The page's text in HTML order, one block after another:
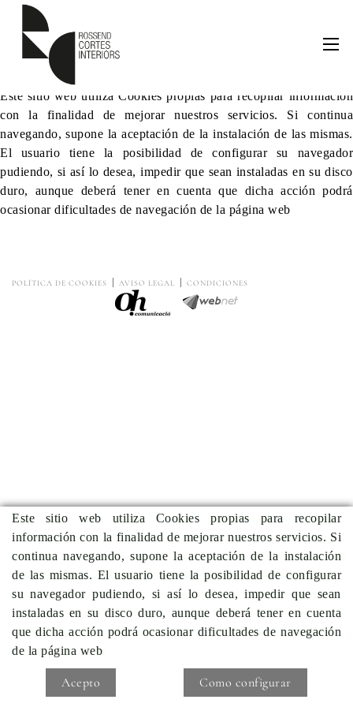
Este sitio web utiliza Cookies propias para recopilar información
con la finalidad de mejorar nuestros servicios. Si continua
navegando, supone la aceptación de la instalación de las mismas.
El usuario tiene la posibilidad de configurar su navegador
pudiendo, si así lo desea, impedir que sean instaladas en su disco
duro, aunque deberá tener en cuenta que dicha acción podrá
ocasionar dificultades de navegación de la página web
POLÍTICA DE COOKIES AVISO LEGAL CONDICIONES
Este sitio web utiliza Cookies propias para recopilar
información con la finalidad de mejorar nuestros servicios. Si
continua navegando, supone la aceptación de la instalación
de las mismas. El usuario tiene la posibilidad de configurar
su navegador pudiendo, si así lo desea, impedir que sean
instaladas en su disco duro, aunque deberá tener en cuenta
que dicha acción podrá ocasionar dificultades de navegación
de la página web
Acepto Como configurar